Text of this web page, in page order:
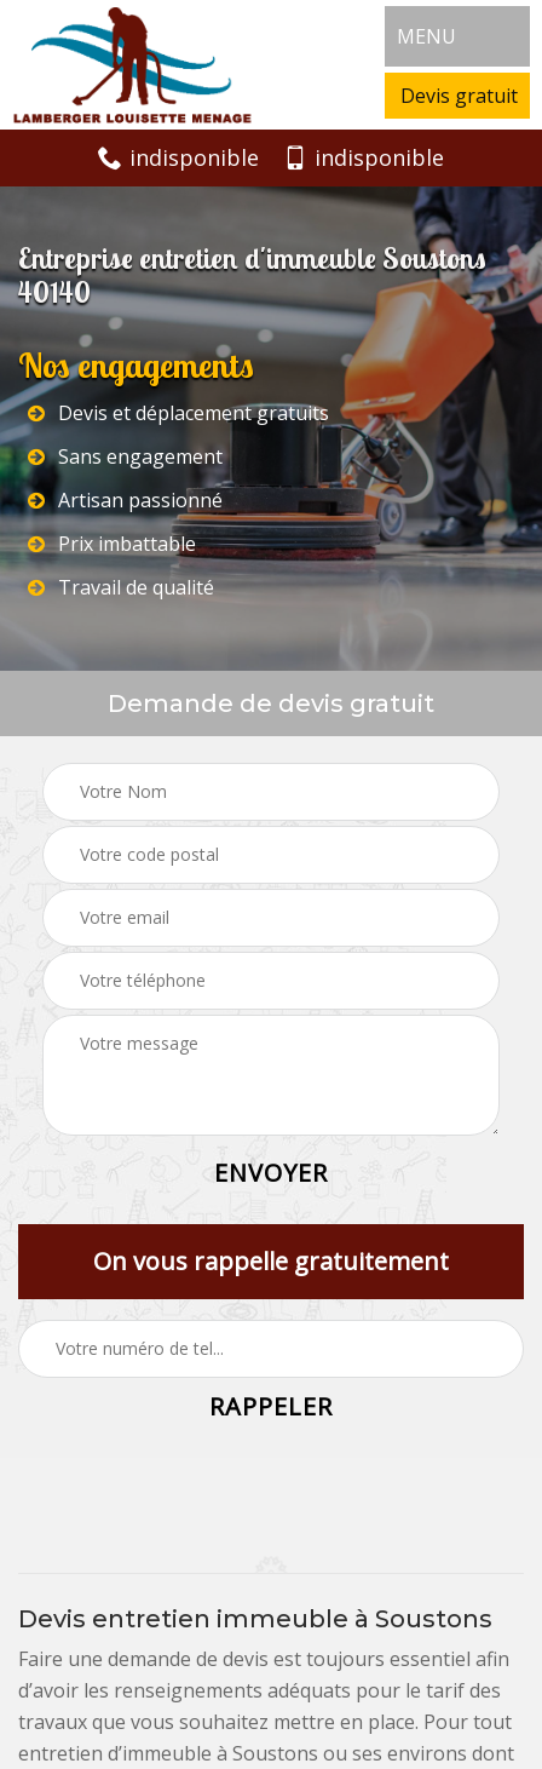
MENU
Devis gratuit
indisponible indisponible
Entreprise entretien d'immeuble Soustons
40140
Nos engagements
Devis et déplacement gratuits
Sans engagement
Artisan passionné
Prix imbattable
Travail de qualité
Demande de devis gratuit
On vous rappelle gratuitement
Devis entretien immeuble à Soustons
Faire une demande de devis est toujours essentiel afin
d’avoir les renseignements adéquats pour le tarif des
travaux que vous souhaitez mettre en place. Pour tout
entretien d’immeuble à Soustons ou ses environs dont